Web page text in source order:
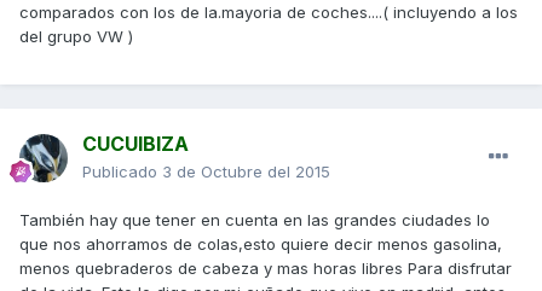
comparados con los de la.mayoria de coches....( incluyendo a los
del grupo VW )
CUCUIBIZA
Publicado 3 de Octubre del 2015
También hay que tener en cuenta en las grandes ciudades lo
que nos ahorramos de colas,esto quiere decir menos gasolina,
menos quebraderos de cabeza y mas horas libres Para disfrutar